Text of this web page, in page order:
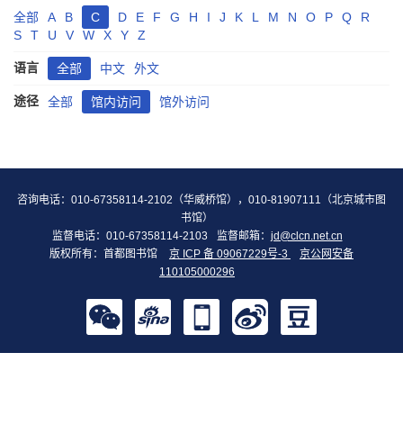
全部
A B C D E F G H I J K L M N O P Q
R
S
T U V W X Y Z
语言 全部 中文 外文
途径 全部 馆内访问 馆外访问
咨询电话：010-67358114-2102（华威桥馆），010-81907111（北京城市图
书馆）
监督电话：010-67358114-2103
监督邮箱： jd@clcn.net.cn
版权所有：首都图书馆
京 ICP 备 09067229号-3
京公网安备
110105000296